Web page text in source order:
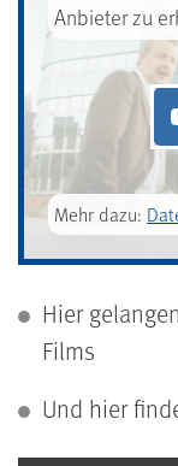
Anbieter zu
Mehr dazu:
Hier
Films
Und hier